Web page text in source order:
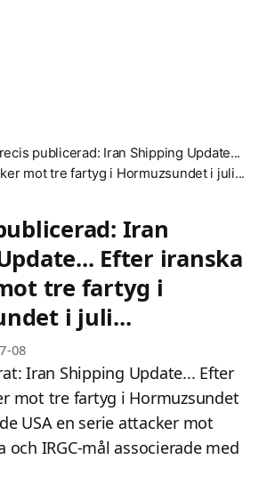
publicerad: Iran Shipping Update...
mot tre fartyg i Hormuzsundet i juli...
Iran
Efter iranska
tre fartyg i
i juli...
08
Iran Shipping Update... Efter
mot tre fartyg i Hormuzsundet
USA en serie attacker mot
och IRGC-mål associerade med